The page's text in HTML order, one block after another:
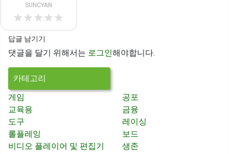
SUNCYAN
★★★★★
답글 남기기
댓글을 달기 위해서는 로그인해야합니다.
카테고리
게임
공포
교육용
금융
도구
레이싱
롤플레잉
보드
비디오 플레이어 및 편집기
생존